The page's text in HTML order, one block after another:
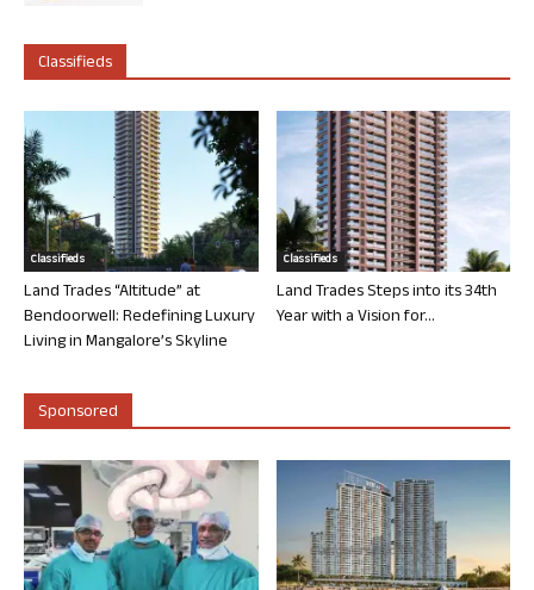
Classifieds
Classifieds
Land Trades “Altitude” at
Bendoorwell: Redefining Luxury
Living in Mangalore’s Skyline
Classifieds
Land Trades Steps into its 34th
Year with a Vision for...
Sponsored